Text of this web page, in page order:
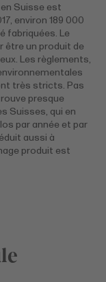
Suisse est
environ 189 000
fabriquées. Le
être un produit de
Les règlements,
très stricts. Pas
presque
Suisses, qui en
par année et par
aussi à
produit est